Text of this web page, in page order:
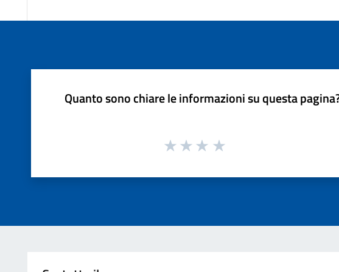
Quanto sono chiare le informazioni su questa